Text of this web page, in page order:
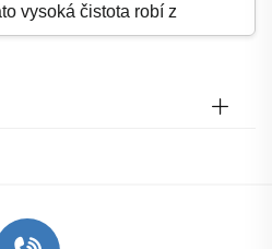
vysoká čistota robí z
čo z neho robí